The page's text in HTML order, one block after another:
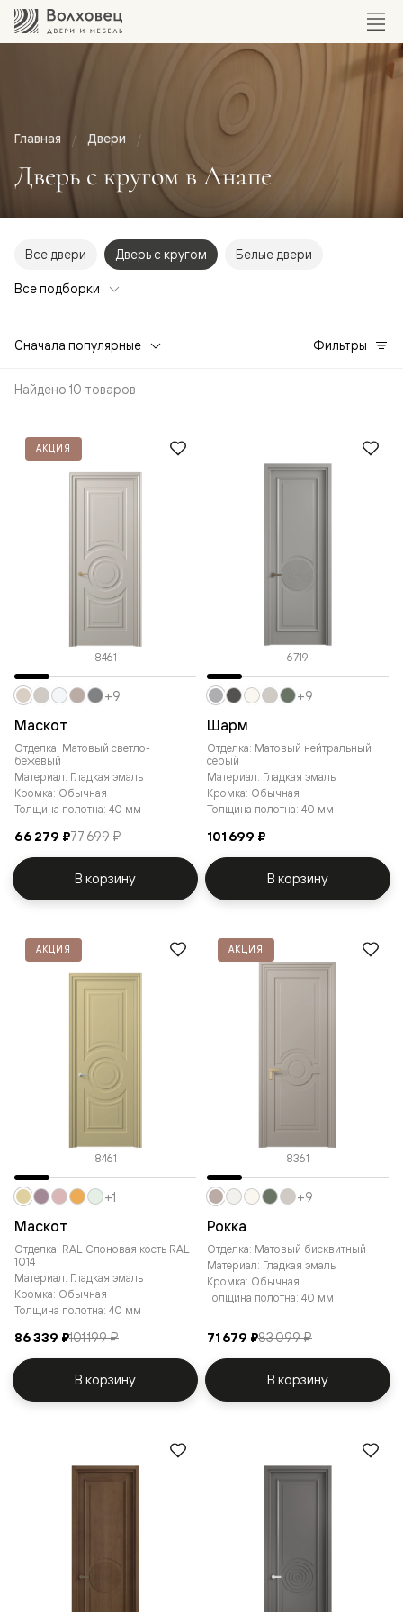
Главная Двери
Дверь с кругом в Анапе
Все двери Дверь с кругом Белые двери
Все подборки
Сначала популярные Фильтры
Найдено 10 товаров
АКЦИЯ
8461
Маскот
Отделка: Матовый светло-
бежевый
Материал: Гладкая эмаль
Кромка: Обычная
Толщина полотна: 40 мм
66 279 ₽77 699 ₽
+9
В корзину
6719
Шарм
Отделка: Матовый нейтральный
серый
Материал: Гладкая эмаль
Кромка: Обычная
Толщина полотна: 40 мм
101 699 ₽
+9
В корзину
АКЦИЯ
8461
Маскот
Отделка: RAL Слоновая кость RAL
1014
Материал: Гладкая эмаль
Кромка: Обычная
Толщина полотна: 40 мм
86 339 ₽101 199 ₽
+1
В корзину
АКЦИЯ
8361
Рокка
Отделка: Матовый бисквитный
Материал: Гладкая эмаль
Кромка: Обычная
Толщина полотна: 40 мм
71 679 ₽83 099 ₽
+9
В корзину